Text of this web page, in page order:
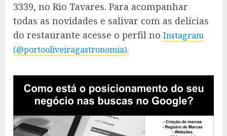
3339, no Rio Tavares. Para acompanhar
todas as novidades e salivar com as delícias
do restaurante acesse o perfil no Instagram
(@portooliveiragastronomia).